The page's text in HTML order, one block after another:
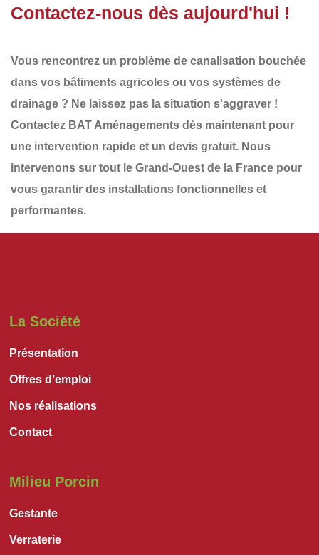
Contactez-nous dès aujourd'hui !
Vous rencontrez un problème de canalisation bouchée
dans vos bâtiments agricoles ou vos systèmes de
drainage ? Ne laissez pas la situation s'aggraver !
Contactez BAT Aménagements dès maintenant pour
une intervention rapide et un devis gratuit. Nous
intervenons sur tout le Grand-Ouest de la France pour
vous garantir des installations fonctionnelles et
performantes.
La Société
Présentation
Offres d’emploi
Nos réalisations
Contact
Milieu Porcin
Gestante
Verraterie